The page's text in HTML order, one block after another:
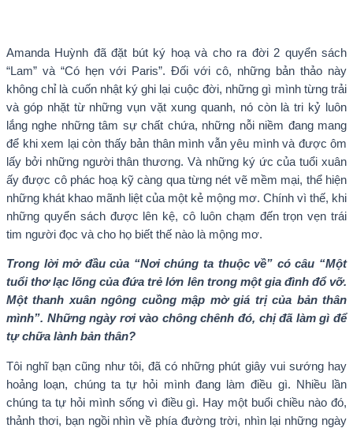
Amanda Huỳnh đã đặt bút ký hoạ và cho ra đời 2 quyển sách
“Lam” và “Có hẹn với Paris”. Đối với cô, những bản thảo này
không chỉ là cuốn nhật ký ghi lại cuộc đời, những gì mình từng trải
và góp nhặt từ những vụn vặt xung quanh, nó còn là tri kỷ luôn
lắng nghe những tâm sự chất chứa, những nỗi niềm đang mang
để khi xem lại còn thấy bản thân mình vẫn yêu mình và được ôm
lấy bởi những người thân thương. Và những ký ức của tuổi xuân
ấy được cô phác hoạ kỹ càng qua từng nét vẽ mềm mại, thể hiện
những khát khao mãnh liệt của một kẻ mộng mơ. Chính vì thế, khi
những quyển sách được lên kệ, cô luôn chạm đến trọn vẹn trái
tim người đọc và cho họ biết thế nào là mộng mơ.
Trong lời mở đầu của “Nơi chúng ta thuộc về” có câu “Một
tuổi thơ lạc lõng của đứa trẻ lớn lên trong một gia đình đổ vỡ.
Một thanh xuân ngông cuồng mập mờ giá trị của bản thân
mình”. Những ngày rơi vào chông chênh đó, chị đã làm gì để
tự chữa lành bản thân?
Tôi nghĩ bạn cũng như tôi, đã có những phút giây vui sướng hay
hoảng loạn, chúng ta tự hỏi mình đang làm điều gì. Nhiều lần
chúng ta tự hỏi mình sống vì điều gì. Hay một buổi chiều nào đó,
thảnh thơi, bạn ngồi nhìn về phía đường trời, nhìn lại những ngày